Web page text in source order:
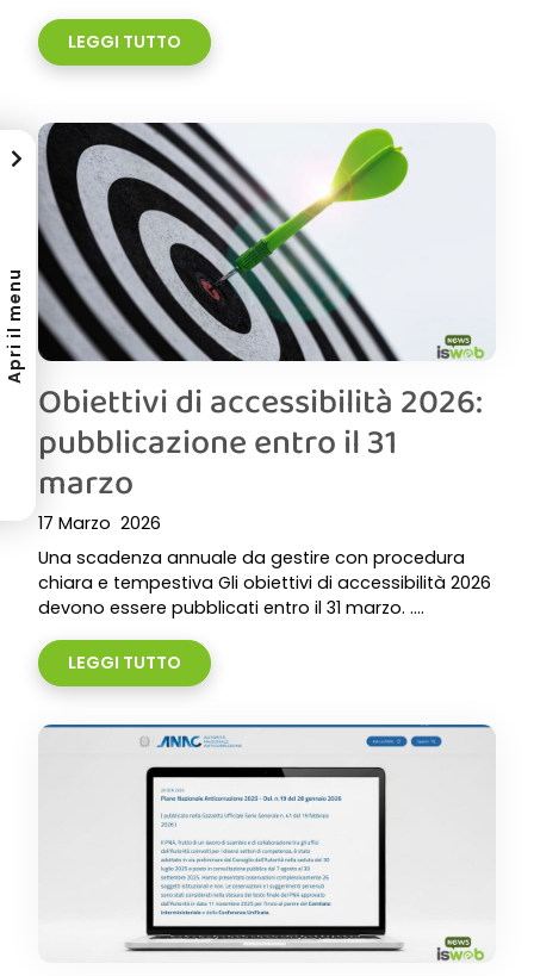
LEGGI TUTTO
Obiettivi di accessibilità 2026:
pubblicazione entro il 31
marzo
17 Marzo 2026
Una scadenza annuale da gestire con procedura
chiara e tempestiva Gli obiettivi di accessibilità 2026
devono essere pubblicati entro il 31 marzo. ....
LEGGI TUTTO
Apri il menu